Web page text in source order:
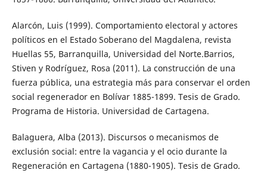
Alarcón, Luis (1999). Comportamiento electoral y actores
políticos en el Estado Soberano del Magdalena, revista
Huellas 55, Barranquilla, Universidad del Norte.Barrios,
Stiven y Rodríguez, Rosa (2011). La construcción de una
fuerza pública, una estrategia más para conservar el orden
social regenerador en Bolívar 1885-1899. Tesis de Grado.
Programa de Historia. Universidad de Cartagena.
Balaguera, Alba (2013). Discursos o mecanismos de
exclusión social: entre la vagancia y el ocio durante la
Regeneración en Cartagena (1880-1905). Tesis de Grado.